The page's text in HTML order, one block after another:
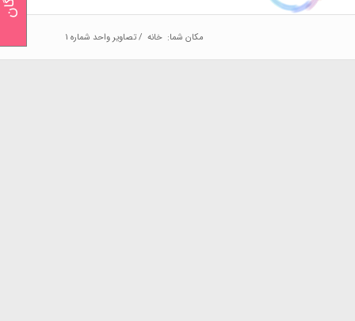
مکان شما: خانه /تصاویر واحد شماره 1